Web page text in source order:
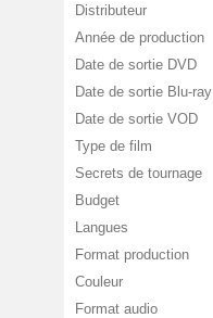
Distributeur
Année de production
Date de sortie DVD
Date de sortie Blu-ray
Date de sortie VOD
Type de film
Secrets de tournage
Budget
Langues
Format production
Couleur
Format audio